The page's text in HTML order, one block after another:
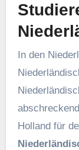
In den
Holland für